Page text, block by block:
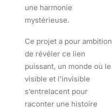
une harmonie
mystérieuse.
Ce projet a pour ambition
de révéler ce lien
puissant, un monde où le
visible et l’invisible
s’entrelacent pour
raconter une histoire